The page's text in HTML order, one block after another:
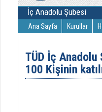
İç Anadolu Şubesi
Ana Sayfa Kurullar
TÜD İç Anadolu
100 Kişinin